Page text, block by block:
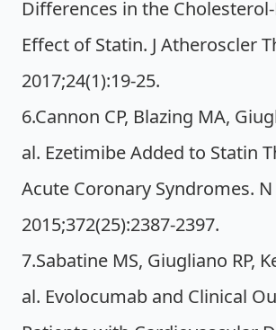
Differences in the
Effect of Statin. J Atheroscler
2017;24(1):19-25.
6.Cannon CP, Blazing MA,
al. Ezetimibe Added to Statin
Acute Coronary Syndromes. N
2015;372(25):2387-2397.
7.Sabatine MS, Giugliano RP,
al. Evolocumab and Clinical